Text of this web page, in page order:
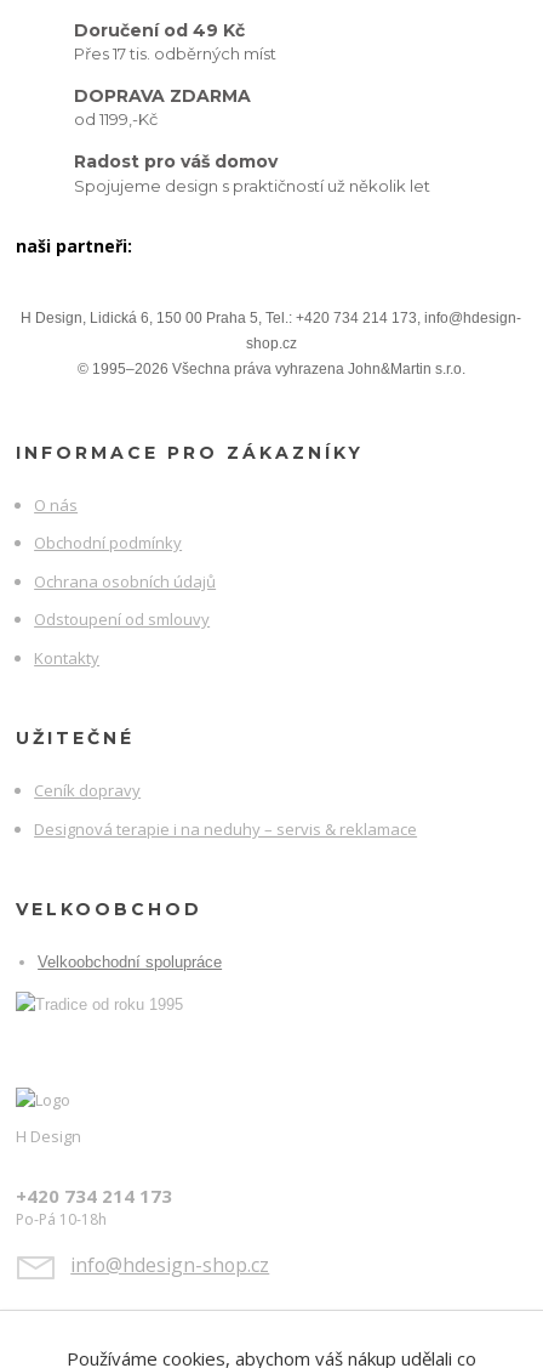
Doručení od 49 Kč
Přes 17 tis. odběrných míst
DOPRAVA ZDARMA
od 1199,-Kč
Radost pro váš domov
Spojujeme design s praktičností už několik let
naši partneři:
H Design, Lidická 6, 150 00 Praha 5, Tel.: +420 734 214 173, info@hdesign-
shop.cz
© 1995–2026 Všechna práva vyhrazena John&Martin s.r.o.
INFORMACE PRO ZÁKAZNÍKY
O nás
Obchodní podmínky
Ochrana osobních údajů
Odstoupení od smlouvy
Kontakty
UŽITEČNÉ
Ceník dopravy
Designová terapie i na neduhy – servis & reklamace
VELKOOBCHOD
Velkoobchodní spolupráce
H Design
+420 734 214 173
Po-Pá 10-18h
info@hdesign-shop.cz
Používáme cookies, abychom váš nákup udělali co